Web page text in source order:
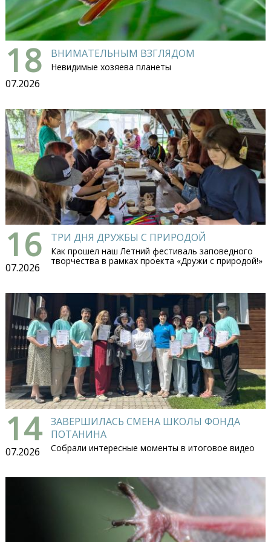
18
07.2026
ВНИМАТЕЛЬНЫМ ВЗГЛЯДОМ
Невидимые хозяева планеты
16
07.2026
ТРИ ДНЯ ДРУЖБЫ С ПРИРОДОЙ
Как прошел наш Летний фестиваль заповедного
творчества в рамках проекта «Дружи с природой!»
14
07.2026
ЗАВЕРШИЛАСЬ СМЕНА ШКОЛЫ ФОНДА
ПОТАНИНА
Собрали интересные моменты в итоговое видео